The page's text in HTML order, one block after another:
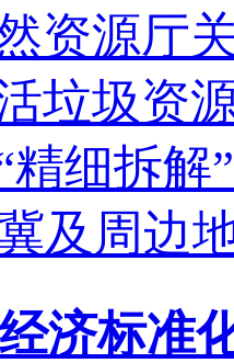
资源厅
垃圾资
精细拆解
及周边
济标准